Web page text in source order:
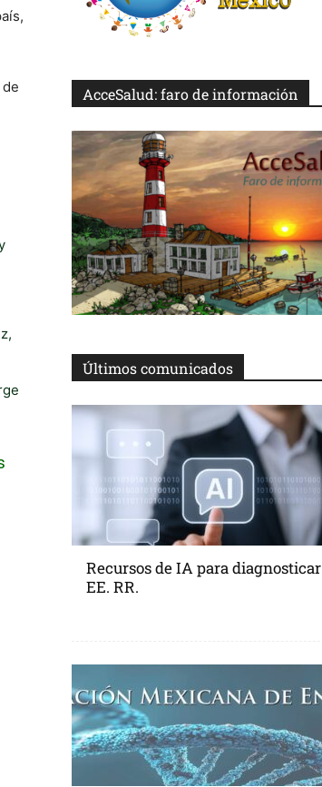
AcceSalud: faro de información
Últimos comunicados
Recursos de IA para diagnosticar
EE. RR.